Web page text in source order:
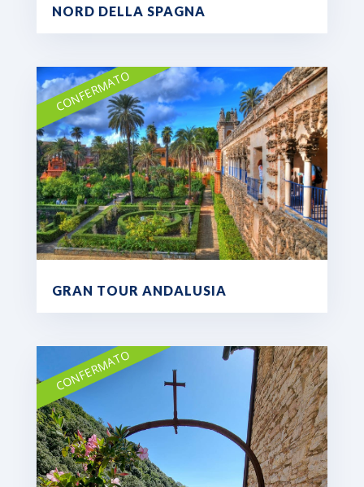
NORD DELLA SPAGNA
GRAN TOUR ANDALUSIA
CONFERMATO
CONFERMATO